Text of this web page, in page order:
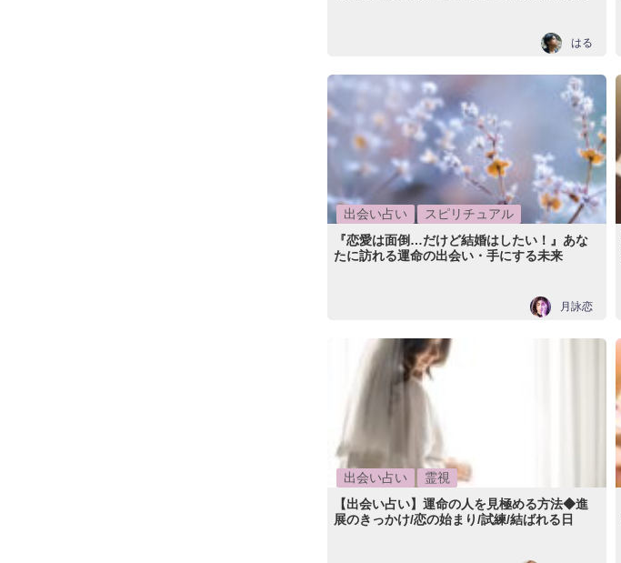
はる
出会い占い
スピリチュアル
『恋愛は面倒…だけど結婚はしたい！』あな
たに訪れる運命の出会い・手にする未来
月詠恋
出会い占い
霊視
【出会い占い】運命の人を見極める方法◆進
展のきっかけ/恋の始まり/試練/結ばれる日